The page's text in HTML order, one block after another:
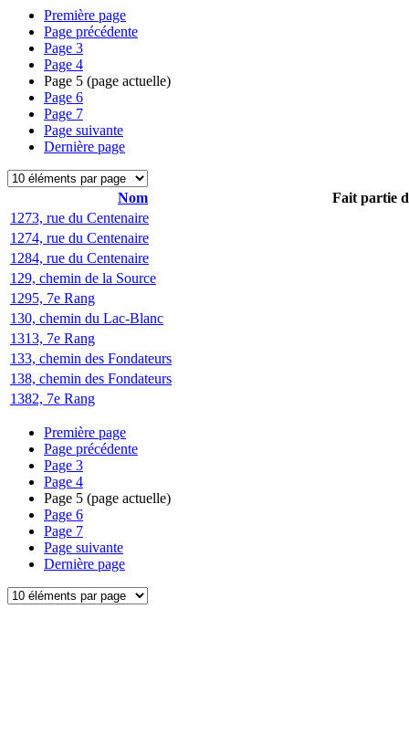
Première page
Page précédente
Page 3
Page 4
Page 5 (page actuelle)
Page 6
Page 7
Page suivante
Dernière page
Nom
Fait partie
1273, rue du Centenaire
1274, rue du Centenaire
1284, rue du Centenaire
129, chemin de la Source
1295, 7e Rang
130, chemin du Lac-Blanc
1313, 7e Rang
133, chemin des Fondateurs
138, chemin des Fondateurs
1382, 7e Rang
Première page
Page précédente
Page 3
Page 4
Page 5 (page actuelle)
Page 6
Page 7
Page suivante
Dernière page